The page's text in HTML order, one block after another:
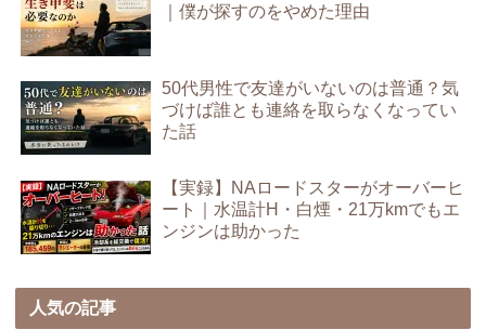
｜僕が探すのをやめた理由
50代男性で友達がいないのは普通？気
づけば誰とも連絡を取らなくなってい
た話
【実録】NAロードスターがオーバーヒ
ート｜水温計H・白煙・21万kmでもエ
ンジンは助かった
人気の記事